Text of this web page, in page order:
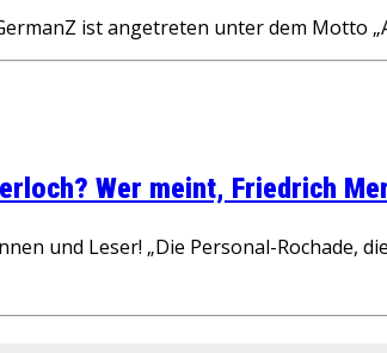
ist angetreten unter dem Motto
Wer meint, Friedrich
und Leser! „Die Personal-Rochade,